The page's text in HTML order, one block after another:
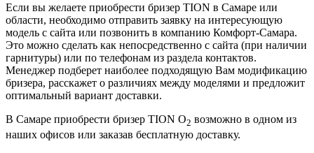
Если вы желаете приобрести бризер TION в Самаре или
области, необходимо отправить заявку на интересующую
модель с сайта или позвонить в компанию Комфорт-Самара.
Это можно сделать как непосредственно с сайта (при наличии
гарнитуры) или по телефонам из раздела контактов.
Менеджер подберет наиболее подходящую Вам модификацию
бризера, расскажет о различиях между моделями и предложит
оптимальный вариант доставки.
В Самаре приобрести бризер TION O2 возможно в одном из
наших офисов или заказав бесплатную доставку.